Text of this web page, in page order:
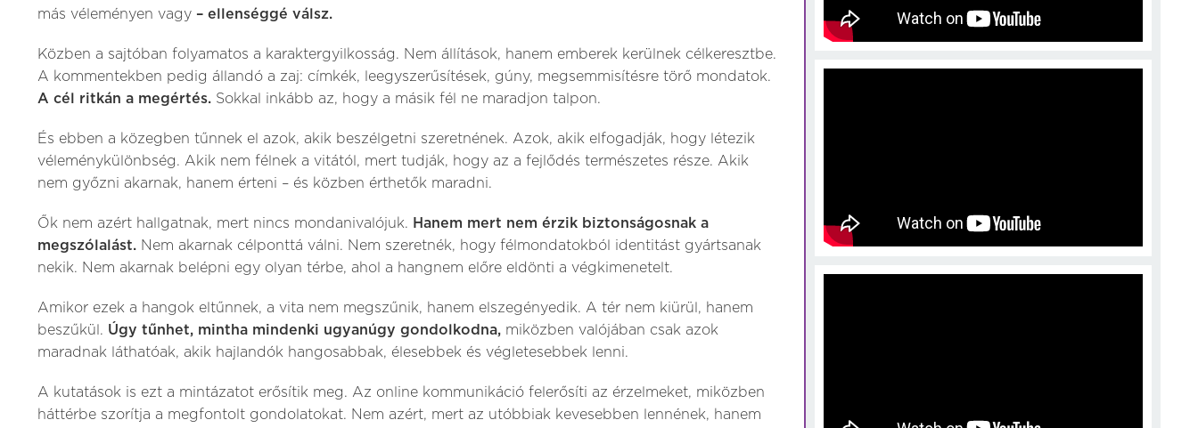
más véleményen vagy – ellenséggé válsz.
Közben a sajtóban folyamatos a karaktergyilkosság. Nem állítások, hanem emberek kerülnek célkeresztbe.
A kommentekben pedig állandó a zaj: címkék, leegyszerűsítések, gúny, megsemmisítésre törő mondatok.
A cél ritkán a megértés. Sokkal inkább az, hogy a másik fél ne maradjon talpon.
És ebben a közegben tűnnek el azok, akik beszélgetni szeretnének. Azok, akik elfogadják, hogy létezik
véleménykülönbség. Akik nem félnek a vitától, mert tudják, hogy az a fejlődés természetes része. Akik
nem győzni akarnak, hanem érteni – és közben érthetők maradni.
Ők nem azért hallgatnak, mert nincs mondanivalójuk. Hanem mert nem érzik biztonságosnak a
megszólalást. Nem akarnak célponttá válni. Nem szeretnék, hogy félmondatokból identitást gyártsanak
nekik. Nem akarnak belépni egy olyan térbe, ahol a hangnem előre eldönti a végkimenetelt.
Amikor ezek a hangok eltűnnek, a vita nem megszűnik, hanem elszegényedik. A tér nem kiürül, hanem
beszűkül. Úgy tűnhet, mintha mindenki ugyanúgy gondolkodna, miközben valójában csak azok
maradnak láthatóak, akik hajlandók hangosabbak, élesebbek és végletesebbek lenni.
A kutatások is ezt a mintázatot erősítik meg. Az online kommunikáció felerősíti az érzelmeket, miközben
háttérbe szorítja a megfontolt gondolatokat. Nem azért, mert az utóbbiak kevesebben lennének, hanem